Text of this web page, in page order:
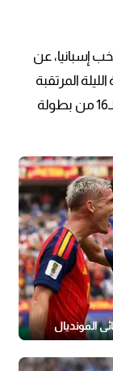
إسبانيا، عن
المرتقبة
أمام نظيره البرتغالي، في إطار منافسات دور الـ16 من بطولة
المونديال